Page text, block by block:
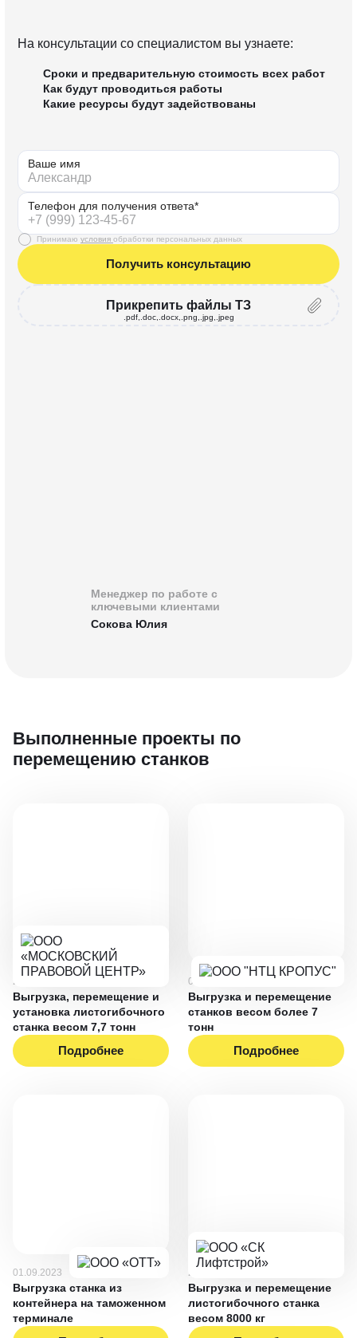
Менеджер по работе с
ключевыми клиентами
Сокова Юлия
На консультации со специалистом вы узнаете:
Сроки и предварительную стоимость всех работ
Как будут проводиться работы
Какие ресурсы будут задействованы
Ваше имя
Телефон для получения ответа*
Принимаю условия обработки персональных данных
Получить консультацию
Прикрепить файлы ТЗ
.pdf,.doc,.docx,.png,.jpg,.jpeg
Выполненные проекты по
перемещению станков
21.05.2025
Выгрузка, перемещение и
установка листогибочного
станка весом 7,7 тонн
Подробнее
07.12.2023
Выгрузка и перемещение
станков весом более 7
тонн
Подробнее
01.09.2023
Выгрузка станка из
контейнера на таможенном
терминале
28.02.2023
Выгрузка и перемещение
листогибочного станка
весом 8000 кг